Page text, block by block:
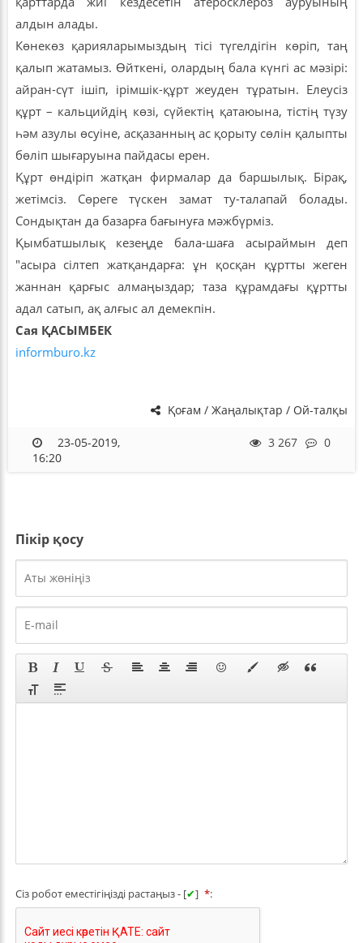
алдын алады.
Көнекөз қарияларымыздың тісі түгелдігін көріп, таң
қалып жатамыз. Өйткені, олардың бала күнгі ас мәзірі:
айран-сүт ішіп, ірімшік-құрт жеуден тұратын. Елеусіз
құрт – кальцийдің көзі, сүйектің қатаюына, тістің түзу
һәм азулы өсуіне, асқазанның ас қорыту сөлін қалыпты
бөліп шығаруына пайдасы ерен.
Құрт өндіріп жатқан фирмалар да баршылық. Бірақ,
жетімсіз. Сөреге түскен замат ту-талапай болады.
Сондықтан да базарға бағынуға мәжбүрміз.
Қымбатшылық кезеңде бала-шаға асыраймын деп
"асыра сілтеп жатқандарға: ұн қосқан құртты жеген
жаннан қарғыс алмаңыздар; таза құрамдағы құртты
адал сатып, ақ алғыс ал демекпін.
Сая ҚАСЫМБЕК
informburo.kz
Қоғам / Жаңалықтар / Ой-талқы
3 267 0
23-05-2019,
16:20
Пікір қосу
Сіз робот еместігіңізді растаңыз - [✔] *: